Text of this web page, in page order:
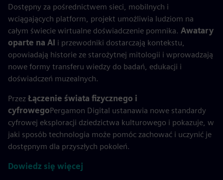
Dostępny za pośrednictwem sieci, mobilnych i
wciągających platform, projekt umożliwia ludziom na
całym świecie wirtualne doświadczenie pomnika. Awatary
oparte na AI i przewodniki dostarczają kontekstu,
opowiadają historie ze starożytnej mitologii i wprowadzają
nowe formy transferu wiedzy do badań, edukacji i
doświadczeń muzealnych.
Przez Łączenie świata fizycznego i
cyfrowegoPergamon Digital ustanawia nowe standardy
cyfrowej eksploracji dziedzictwa kulturowego i pokazuje, w
jaki sposób technologia może pomóc zachować i uczynić je
dostępnym dla przyszłych pokoleń.
Dowiedz się więcej